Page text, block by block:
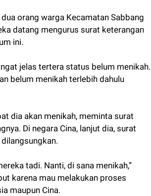
orang warga Kecamatan Sabbang
datang mengurus surat keterangan
ini.
jelas tertera status belum menikah.
belum menikah terlebih dahulu
dia akan menikah, meminta surat
Di negara Cina, lanjut dia, surat
tadi. Nanti, di sana menikah,”
karena mau melakukan proses
maupun Cina.